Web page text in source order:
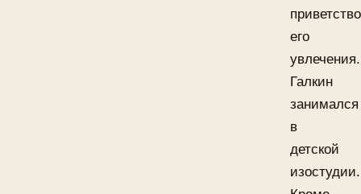
его
увлечения.
Галкин
занимался
в
детской
изостудии.